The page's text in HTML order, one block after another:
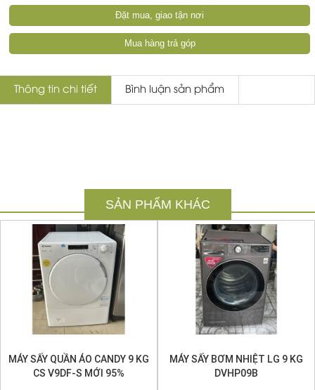
Đặt mua, giao tận nơi
Mua hàng trả góp
Thông tin chi tiết Bình luận sản phẩm
SẢN PHẨM KHÁC
MÁY SẤY QUẦN ÁO CANDY 9 KG
CS V9DF-S MỚI 95%
MÁY SẤY BƠM NHIỆT LG 9 KG
DVHP09B